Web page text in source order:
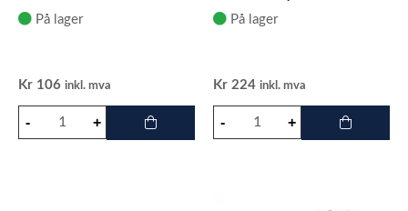
På lager
Kr 106 inkl. mva
2250, 2259, 2263, 2662
På lager
Kr 224 inkl. mva